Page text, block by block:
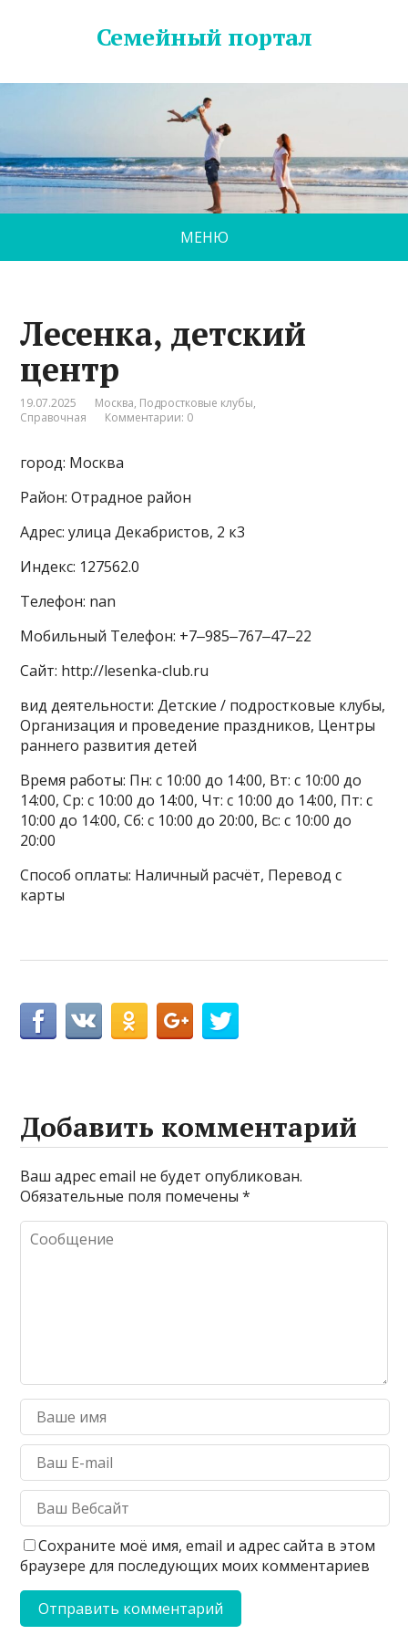
Семейный портал
МЕНЮ
Лесенка, детский
центр
19.07.2025 Москва, Подростковые клубы,
Справочная
Комментарии: 0
город: Москва
Район: Отрадное район
Адрес: улица Декабристов, 2 к3
Индекс: 127562.0
Телефон: nan
Мобильный Телефон: +7‒985‒767‒47‒22
Сайт: http://lesenka-club.ru
вид деятельности: Детские / подростковые клубы,
Организация и проведение праздников, Центры
раннего развития детей
Время работы: Пн: с 10:00 до 14:00, Вт: с 10:00 до
14:00, Ср: с 10:00 до 14:00, Чт: с 10:00 до 14:00, Пт: с
10:00 до 14:00, Сб: с 10:00 до 20:00, Вс: с 10:00 до
20:00
Способ оплаты: Наличный расчёт, Перевод с
карты
Добавить комментарий
Ваш адрес email не будет опубликован.
Обязательные поля помечены*
Сохраните моё имя, email и адрес сайта в этом
браузере для последующих моих комментариев